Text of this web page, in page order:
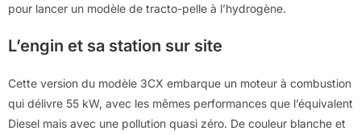
pour lancer un modèle de tracto-pelle à l’hydrogène.
L’engin et sa station sur site
Cette version du modèle 3CX embarque un moteur à combustion
qui délivre 55 kW, avec les mêmes performances que l’équivalent
Diesel mais avec une pollution quasi zéro. De couleur blanche et